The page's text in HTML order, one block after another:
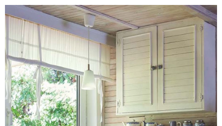
ROŚLINY OGRODOWE
PORADY
ZIELEŃ W DOMU
PROJEKTOWANIE OGRODU